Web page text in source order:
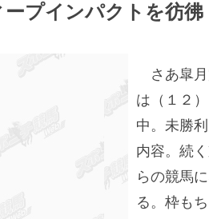
ープインパクトを彷
さあ皐月
は（１２
中。未勝
内容。続
らの競馬
る。枠も